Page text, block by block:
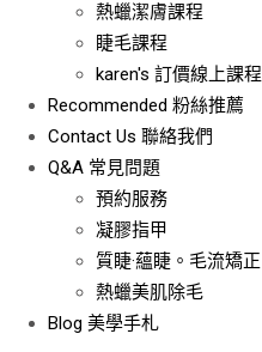
熱蠟潔膚課程
睫毛課程
karen's 訂價線上課程
Recommended 粉絲推薦
Contact Us 聯絡我們
Q&A 常見問題
預約服務
凝膠指甲
質睫·蘊睫。毛流矯正
熱蠟美肌除毛
Blog 美學手札